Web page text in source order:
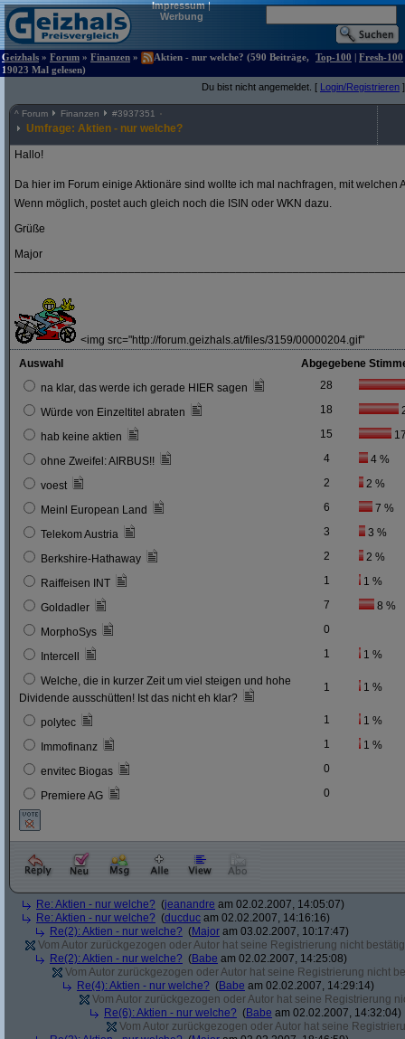
Impressum|
Werbung
Geizhals » Forum » Finanzen »
Aktien - nur welche? (590 Beiträge,
19023 Mal gelesen)
Top-100 | Fresh-100
Du bist nicht angemeldet. [ Login/Registrieren ]
^ Forum Finanzen #3937351
Umfrage: Aktien - nur welche?
Hallo!
Da hier im Forum einige Aktionäre sind wollte ich mal nachfragen, mit welchen
Wenn möglich, postet auch gleich noch die ISIN oder WKN dazu.
Grüße
Major
<img src="http://forum.geizhals.at/files/3159/00000204.gif"
Auswahl
Abgegebene
na klar, das werde ich gerade HIER sagen
28
Würde von Einzeltitel abraten 18
hab keine aktien 15
ohne Zweifel: AIRBUS!! 4 4 %
voest 2 2 %
Meinl European Land 6 7 %
Telekom Austria 3 3 %
Berkshire-Hathaway 2 2 %
Raiffeisen INT 1 1 %
Goldadler 7 8 %
MorphoSys 0
Intercell 1 1 %
Welche, die in kurzer Zeit um viel steigen und hohe
Dividende ausschütten! Ist das nicht eh klar?
1 1 %
polytec 1 1 %
Immofinanz 1 1 %
envitec Biogas 0
Premiere AG 0
Re: Aktien - nur welche? (jeanandre am 02.02.2007, 14:05:07)
Re: Aktien - nur welche? (ducduc am 02.02.2007, 14:16:16)
Re(2): Aktien - nur welche? (Major am 03.02.2007, 10:17:47)
Vom Autor zurückgezogen oder Autor hat seine Registrierung nicht
Re(2): Aktien - nur welche? (Babe am 02.02.2007, 14:25:08)
Vom Autor zurückgezogen oder Autor hat seine Registrierung nicht
Re(4): Aktien - nur welche? (Babe am 02.02.2007, 14:29:14)
Vom Autor zurückgezogen oder Autor hat seine Registrierung
Re(6): Aktien - nur welche? (Babe am 02.02.2007, 14:32:04)
Vom Autor zurückgezogen oder Autor hat seine